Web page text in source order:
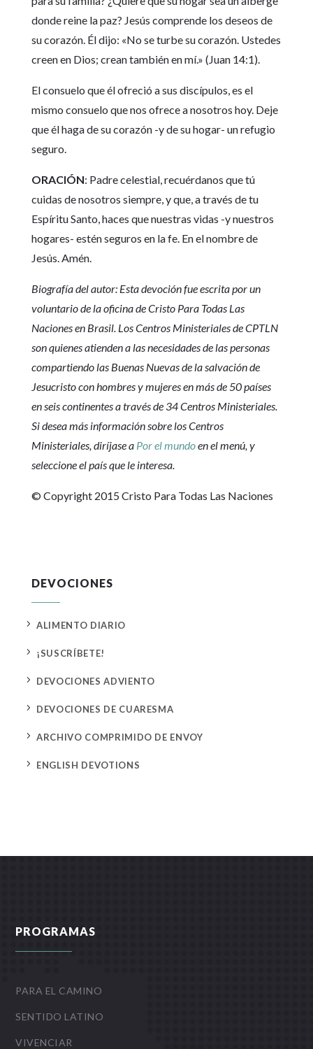
donde reine la paz? Jesús comprende los deseos de
su corazón. Él dijo: «No se turbe su corazón. Ustedes
creen en Dios; crean también en mí.» (Juan 14:1).
El consuelo que él ofreció a sus discípulos, es el
mismo consuelo que nos ofrece a nosotros hoy. Deje
que él haga de su corazón -y de su hogar- un refugio
seguro.
ORACIÓN: Padre celestial, recuérdanos que tú
cuidas de nosotros siempre, y que, a través de tu
Espíritu Santo, haces que nuestras vidas -y nuestros
hogares- estén seguros en la fe. En el nombre de
Jesús. Amén.
Biografía del autor: Esta devoción fue escrita por un
voluntario de la oficina de Cristo Para Todas Las
Naciones en Brasil. Los Centros Ministeriales de CPTLN
son quienes atienden a las necesidades de las personas
compartiendo las Buenas Nuevas de la salvación de
Jesucristo con hombres y mujeres en más de 50 países
en seis continentes a través de 34 Centros Ministeriales.
Si desea más información sobre los Centros
Ministeriales, diríjase a Por el mundoen el menú, y
seleccione el país que le interesa.
© Copyright 2015 Cristo Para Todas Las Naciones
DEVOCIONES
5 ALIMENTO DIARIO
5 ¡SUSCRÍBETE!
5 DEVOCIONES ADVIENTO
5 DEVOCIONES DE CUARESMA
5 ARCHIVO COMPRIMIDO DE ENVOY
5 ENGLISH DEVOTIONS
PROGRAMAS
PARA EL CAMINO
SENTIDO LATINO
VIVENCIAR